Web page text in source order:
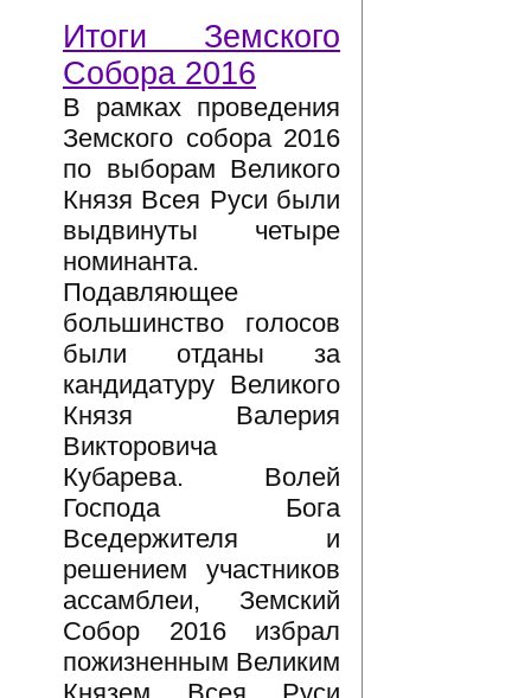
Итоги Земского
Собора 2016
В рамках проведения
Земского собора 2016
по выборам Великого
Князя Всея Руси были
выдвинуты четыре
номинанта.
Подавляющее
большинство голосов
были отданы за
кандидатуру Великого
Князя Валерия
Викторовича
Кубарева. Волей
Господа Бога
Вседержителя и
решением участников
ассамблеи, Земский
Собор 2016 избрал
пожизненным Великим